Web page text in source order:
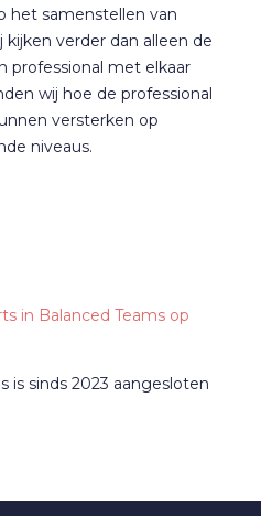
het samenstellen van
verder dan alleen de
professional met elkaar
wij hoe de professional
versterken op
niveaus.
in Balanced Teams op
is sinds 2023 aangesloten